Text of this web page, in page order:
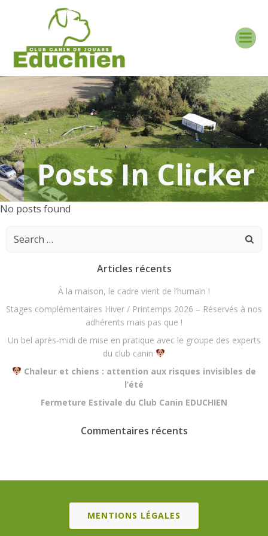
Posts In Clicker
No posts found
Search
Articles récents
À la maison, le cadre vient de l’humain !
Stages complémentaires Hiver / Printemps 2026 – Réservés à nos
adhérents mais pas que !
Un bel après-midi de mise en pratique avec le groupe des experts
du club canin
Chaleur et chiens : attention aux risques invisibles de
l’été
Fermeture Estivale du Club Canin EDUCHIEN
Commentaires récents
MENTIONS LÉGALES